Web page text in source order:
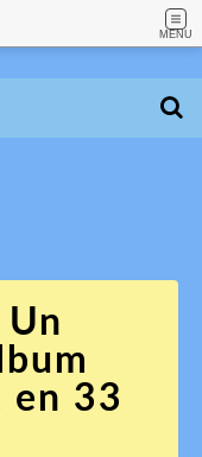
MENU
en 33